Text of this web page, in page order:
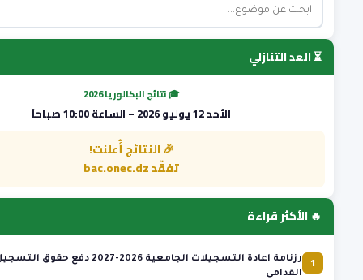
⏳ العد التنازلي
🎓 نتائج البكالوريا 2026
الأحد 12 يوليو 2026 – الساعة 10:00 صباحاً
🎉 النتائج أُعلنت!
تفقّد bac.onec.dz
🔥 الأكثر قراءة
1
رزنامة اعادة التسجيلات الجامعية 2026-2027
القدامى